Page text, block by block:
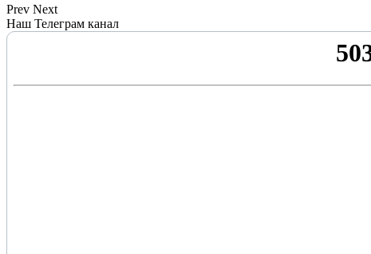
Prev Next
Наш Телеграм канал